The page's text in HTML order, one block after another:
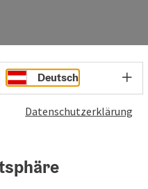
Deutsch
Datenschutzerklärung